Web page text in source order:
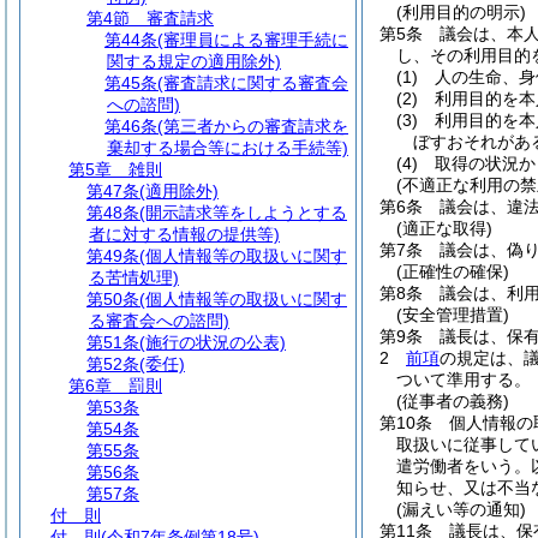
(利用目的の明示)
第5条
議会は、本
し、その利用目
(1)
人の生命、
(2)
利用目的を
(3)
利用目的を
ぼすおそれがあ
(4)
取得の状況
(不適正な利用の
第6条
議会は、違
(適正な取得)
第7条
議会は、偽
(正確性の確保)
第8条
議会は、利
(安全管理措置)
第9条
議長は、保
2
前項の規定は、
ついて準用する。
(従事者の義務)
第10条
個人情報の
取扱いに従事して
遣労働者をいう。
知らせ、又は不当
(漏えい等の通知)
第11条
議長は、保
第4節
審査請求
第44条(審理員による審理手続に
関する規定の適用除外)
第45条(審査請求に関する審査会
への諮問)
第46条(第三者からの審査請求を
棄却する場合等における手続等)
第5章
雑則
第47条(適用除外)
第48条(開示請求等をしようとする
者に対する情報の提供等)
第49条(個人情報等の取扱いに関す
る苦情処理)
第50条(個人情報等の取扱いに関す
る審査会への諮問)
第51条(施行の状況の公表)
第52条(委任)
第6章
罰則
第53条
第54条
第55条
第56条
第57条
付 則